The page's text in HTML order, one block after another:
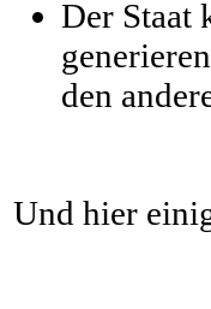
Der Staat
den
Und hier